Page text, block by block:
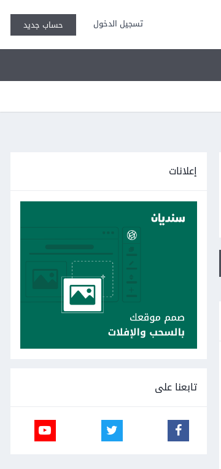
تسجيل الدخول حساب جديد
إعلانات
تابعنا على